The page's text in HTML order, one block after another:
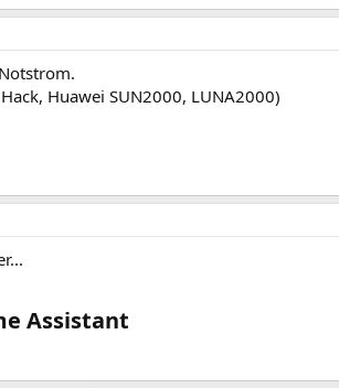
Huawei SUN2000, LUNA2000)
Assistant​